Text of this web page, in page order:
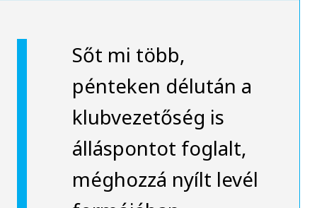
Sőt mi több,
pénteken délután a
klubvezetőség is
álláspontot foglalt,
méghozzá nyílt levél